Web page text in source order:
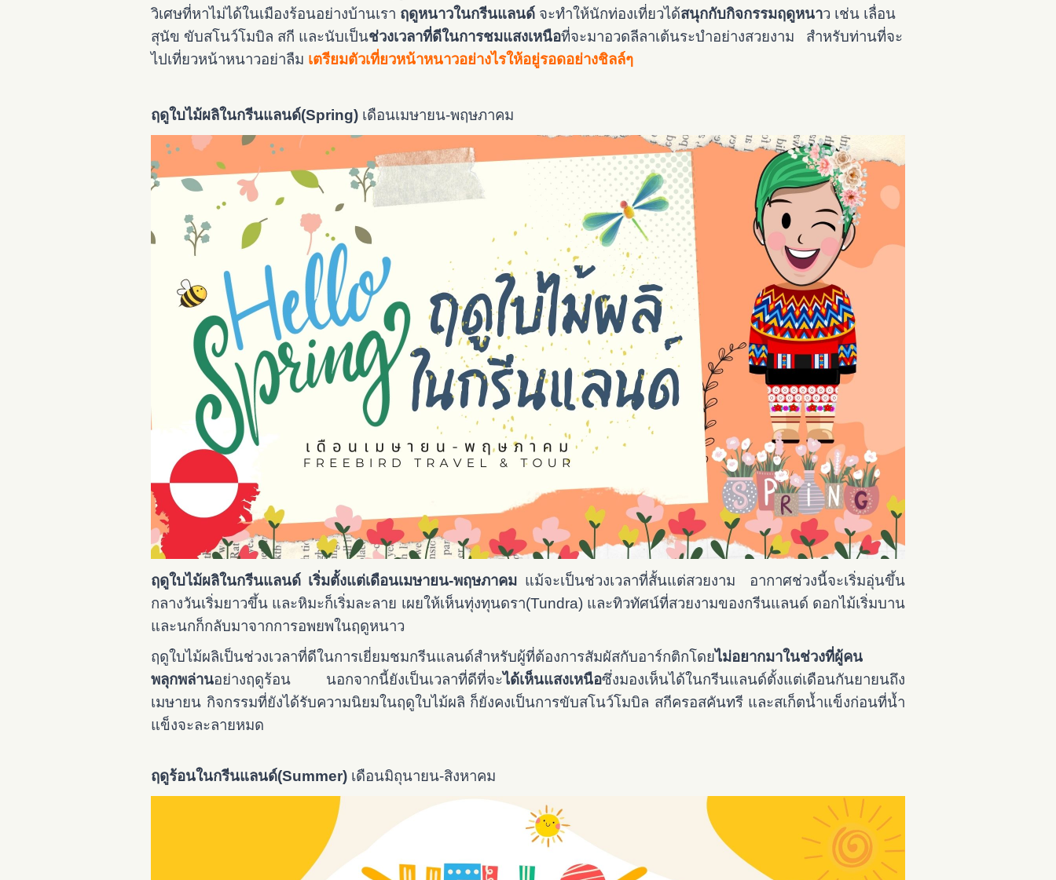
วิเศษที่หาไม่ได้ในเมืองร้อนอย่างบ้านเรา ฤดูหนาวในกรีนแลนด์ จะทำให้นักท่องเที่ยวได้สนุกกับกิจกรรมฤดูหนาว เช่น เลื่อน
สุนัข ขับสโนว์โมบิล สกี และนับเป็นช่วงเวลาที่ดีในการชมแสงเหนือที่จะมาอวดลีลาเต้นระบำอย่างสวยงาม สำหรับท่านที่จะ
ไปเที่ยวหน้าหนาวอย่าลืม เตรียมตัวเที่ยวหน้าหนาวอย่างไรให้อยู่รอดอย่างชิลล์ๆ
ฤดูใบไม้ผลิในกรีนแลนด์(Spring) เดือนเมษายน-พฤษภาคม
ฤดูใบไม้ผลิในกรีนแลนด์ เริ่มตั้งแต่เดือนเมษายน-พฤษภาคม แม้จะเป็นช่วงเวลาที่สั้นแต่สวยงาม อากาศช่วงนี้จะเริ่มอุ่นขึ้น
กลางวันเริ่มยาวขึ้น และหิมะก็เริ่มละลาย เผยให้เห็นทุ่งทุนดรา(Tundra) และทิวทัศน์ที่สวยงามของกรีนแลนด์ ดอกไม้เริ่มบาน
และนกก็กลับมาจากการอพยพในฤดูหนาว
ฤดูใบไม้ผลิเป็นช่วงเวลาที่ดีในการเยี่ยมชมกรีนแลนด์สำหรับผู้ที่ต้องการสัมผัสกับอาร์กติกโดยไม่อยากมาในช่วงที่ผู้คน
พลุกพล่านอย่างฤดูร้อน นอกจากนี้ยังเป็นเวลาที่ดีที่จะได้เห็นแสงเหนือซึ่งมองเห็นได้ในกรีนแลนด์ตั้งแต่เดือนกันยายนถึง
เมษายน กิจกรรมที่ยังได้รับความนิยมในฤดูใบไม้ผลิ ก็ยังคงเป็นการขับสโนว์โมบิล สกีครอสคันทรี และสเก็ตน้ำแข็งก่อนที่น้ำ
แข็งจะละลายหมด
ฤดูร้อนในกรีนแลนด์(Summer) เดือนมิถุนายน-สิงหาคม